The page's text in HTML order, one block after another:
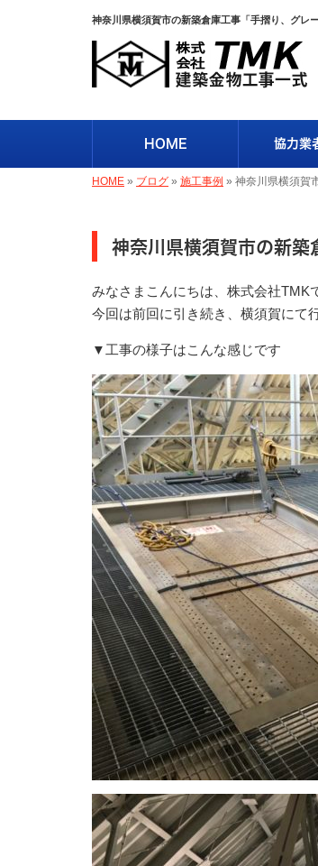
神奈川県横須賀市の新築倉庫工事「手摺り、グ
HOME 協力業
HOME » ブログ » 施工事例 » 神奈川県横須賀
神奈川県横須賀市の新
みなさまこんにちは、株式会社TMK
今回は前回に引き続き、横須賀にて
▼工事の様子はこんな感じです